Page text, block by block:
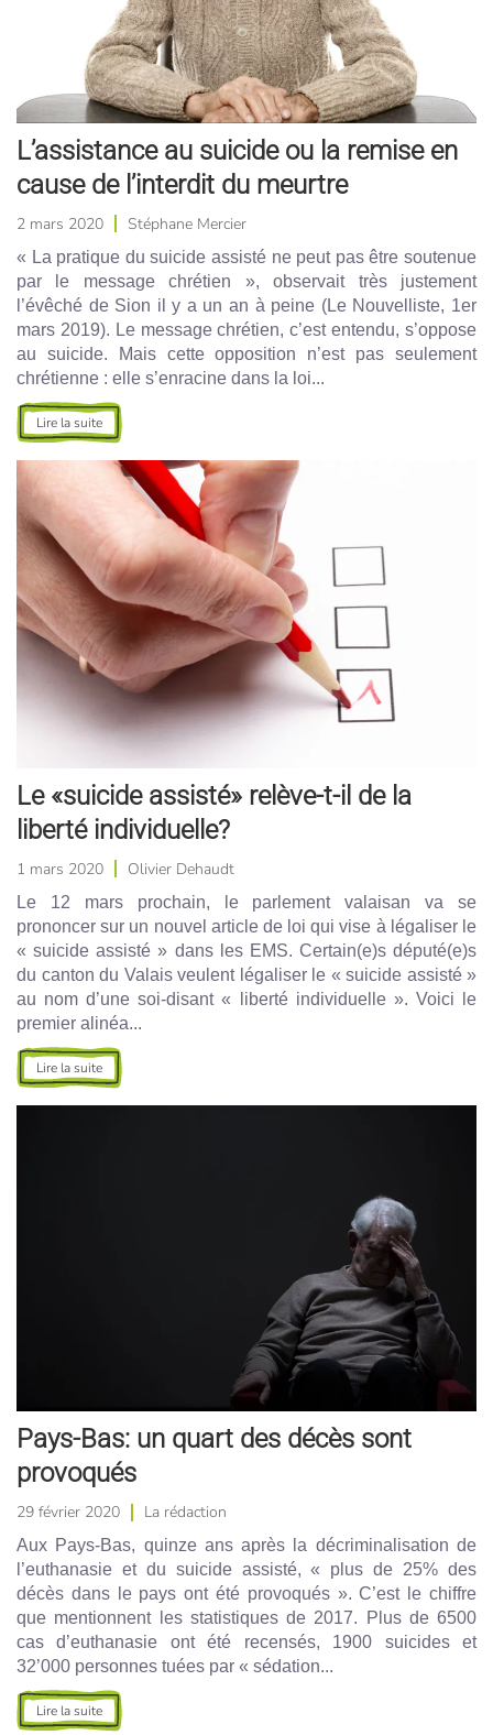
L’assistance au suicide ou la remise en
cause de l’interdit du meurtre
2 mars 2020 Stéphane Mercier
« La pratique du suicide assisté ne peut pas être soutenue
par le message chrétien », observait très justement
l’évêché de Sion il y a un an à peine (Le Nouvelliste, 1er
mars 2019). Le message chrétien, c’est entendu, s’oppose
au suicide. Mais cette opposition n’est pas seulement
chrétienne : elle s’enracine dans la loi...
Lire la suite
Le «suicide assisté» relève-t-il de la
liberté individuelle?
1 mars 2020 Olivier Dehaudt
Le 12 mars prochain, le parlement valaisan va se
prononcer sur un nouvel article de loi qui vise à légaliser le
« suicide assisté » dans les EMS. Certain(e)s député(e)s
du canton du Valais veulent légaliser le « suicide assisté »
au nom d’une soi-disant « liberté individuelle ». Voici le
premier alinéa...
Lire la suite
Pays-Bas: un quart des décès sont
provoqués
29 février 2020 La rédaction
Aux Pays-Bas, quinze ans après la décriminalisation de
l’euthanasie et du suicide assisté, « plus de 25% des
décès dans le pays ont été provoqués ». C’est le chiffre
que mentionnent les statistiques de 2017. Plus de 6500
cas d’euthanasie ont été recensés, 1900 suicides et
32’000 personnes tuées par « sédation...
Lire la suite